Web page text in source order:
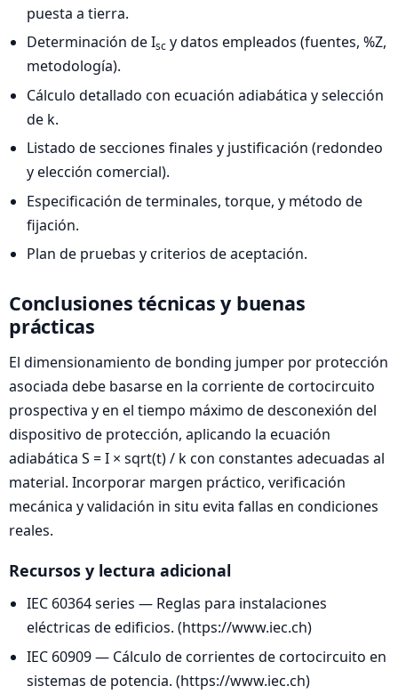
puesta a tierra.
Determinación de Isc y datos empleados (fuentes, %Z,
metodología).
Cálculo detallado con ecuación adiabática y selección
de k.
Listado de secciones finales y justificación (redondeo
y elección comercial).
Especificación de terminales, torque, y método de
fijación.
Plan de pruebas y criterios de aceptación.
Conclusiones técnicas y buenas
prácticas
El dimensionamiento de bonding jumper por protección
asociada debe basarse en la corriente de cortocircuito
prospectiva y en el tiempo máximo de desconexión del
dispositivo de protección, aplicando la ecuación
adiabática S = I × sqrt(t) / k con constantes adecuadas al
material. Incorporar margen práctico, verificación
mecánica y validación in situ evita fallas en condiciones
reales.
Recursos y lectura adicional
IEC 60364 series — Reglas para instalaciones
eléctricas de edificios. (https://www.iec.ch)
IEC 60909 — Cálculo de corrientes de cortocircuito en
sistemas de potencia. (https://www.iec.ch)